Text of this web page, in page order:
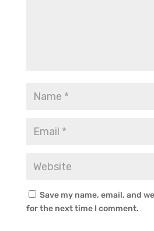
Save my name, email, and
for the next time I comment.